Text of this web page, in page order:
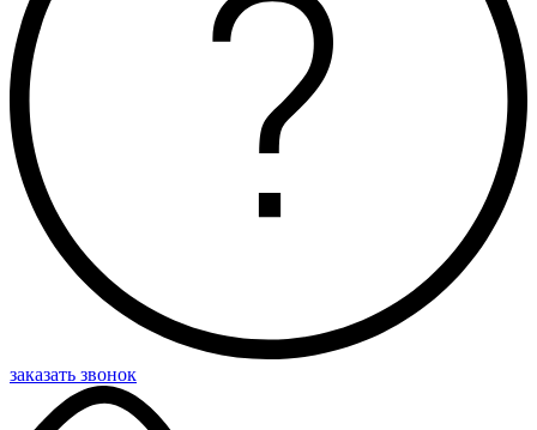
заказать звонок